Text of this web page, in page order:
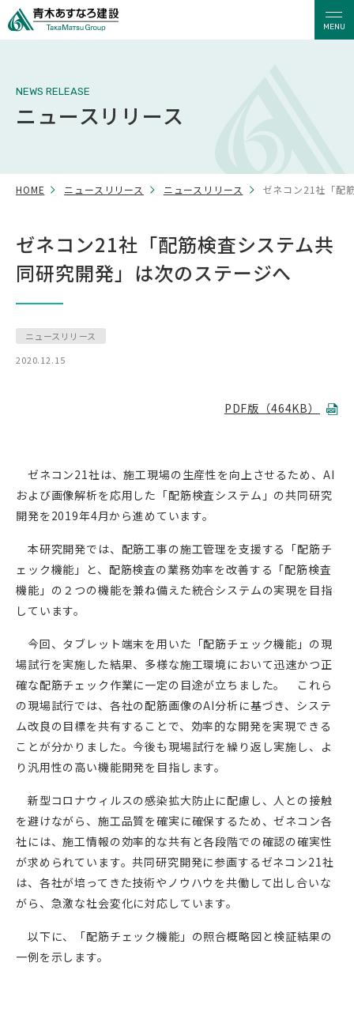
MENU
NEWS RELEASE
ニュースリリース
HOME ニュースリリース ニュースリリース ゼネコン21社「配
ゼネコン21社「配筋検査システム共
同研究開発」は次のステージへ
ニュースリリース
2020.12.15
PDF版（464KB）
ゼネコン21社は、施工現場の生産性を向上させるため、 AI
および画像解析を応用した「配筋検査システム」の共同研究
開発を2019年4月から進めています。
本研究開発では、配筋工事の施工管理を支援する「配筋チ
ェック機能」と、配筋検査の業務効率を改善する「配筋検査
機能」の２つの機能を兼ね備えた統合システムの実現を目指
しています。
今回、タブレット端末を用いた「配筋チェック機能」の現
場試行を実施した結果、多様な施工環境において迅速かつ正
確な配筋チェック作業に一定の目途が立ちました。 これら
の現場試行では、各社の配筋画像のAI分析に基づき、システ
ム改良の目標を共有することで、効率的な開発を実現できる
ことが分かりました。今後も現場試行を繰り返し実施し、よ
り汎用性の高い機能開発を目指します。
新型コロナウィルスの感染拡大防止に配慮し、人との接触
を避けながら、施工品質を確実に確保するため、ゼネコン各
社には、施工情報の効率的な共有と各段階での確認の確実性
が求められています。共同研究開発に参画するゼネコン21社
は、各社が培ってきた技術やノウハウを共働して出し合いな
がら、急激な社会変化に対応しています。
以下に、「配筋チェック機能」の照合概略図と検証結果の
一例を示します。